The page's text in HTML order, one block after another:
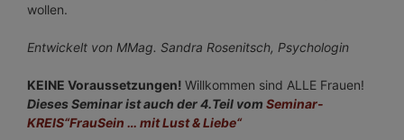
wollen.
Entwickelt von MMag. Sandra Rosenitsch, Psychologin
KEINE Voraussetzungen! Willkommen sind ALLE Frauen!
Dieses Seminar ist auch der 4.Teil vom Seminar-
KREIS“FrauSein … mit Lust & Liebe“